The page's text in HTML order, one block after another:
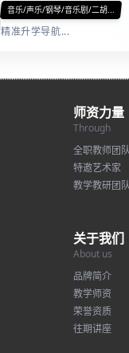
音乐/声乐/钢琴/音乐剧/二胡...
精准升学导航...
师资力量
Through
全职教师团队
特邀艺术家
教学教研团队
关于我们
About us
品牌简介
教学师资
荣誉资质
往期讲座